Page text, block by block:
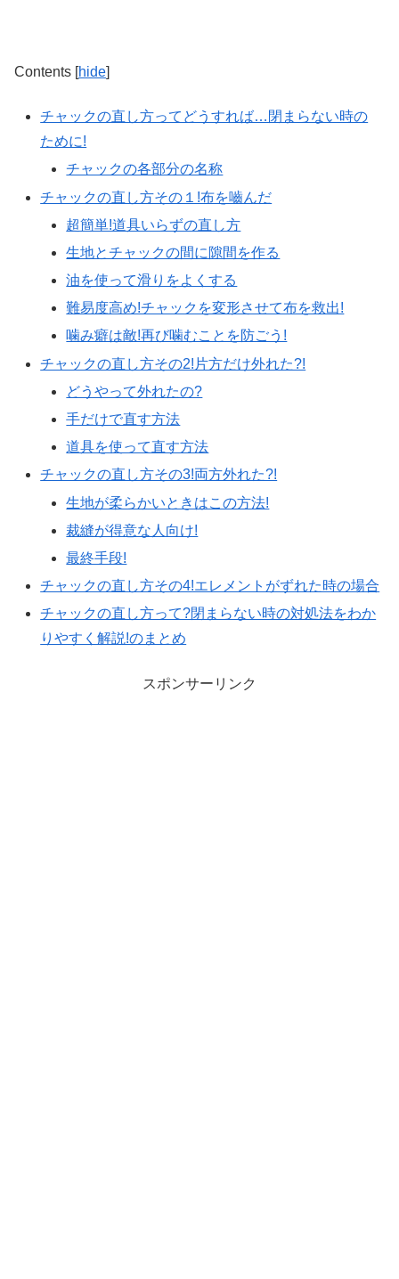
Contents [hide]
チャックの直し方ってどうすれば…閉まらない時の
ために!
チャックの各部分の名称
チャックの直し方その１!布を嚙んだ
超簡単!道具いらずの直し方
生地とチャックの間に隙間を作る
油を使って滑りをよくする
難易度高め!チャックを変形させて布を救出!
噛み癖は敵!再び噛むことを防ごう!
チャックの直し方その2!片方だけ外れた?!
どうやって外れたの?
手だけで直す方法
道具を使って直す方法
チャックの直し方その3!両方外れた?!
生地が柔らかいときはこの方法!
裁縫が得意な人向け!
最終手段!
チャックの直し方その4!エレメントがずれた時の場合
チャックの直し方って?閉まらない時の対処法をわか
りやすく解説!のまとめ
スポンサーリンク